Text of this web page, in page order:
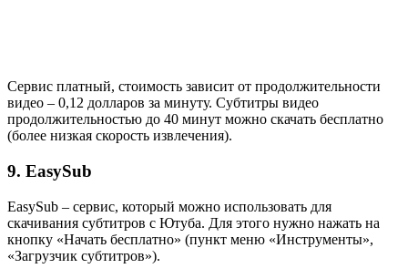
Сервис платный, стоимость зависит от продолжительности
видео – 0,12 долларов за минуту. Субтитры видео
продолжительностью до 40 минут можно скачать бесплатно
(более низкая скорость извлечения).
9. EasySub
EasySub – сервис, который можно использовать для
скачивания субтитров с Ютуба. Для этого нужно нажать на
кнопку «Начать бесплатно» (пункт меню «Инструменты»,
«Загрузчик субтитров»).